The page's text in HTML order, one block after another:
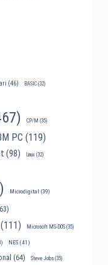
(46) BASIC(32)
CP/M (35)
PC (119)
(98) Linux(32)
Microdigital (39)
(111) Microsoft MS-DOS(35)
NES(41)
(64) Steve Jobs(35)